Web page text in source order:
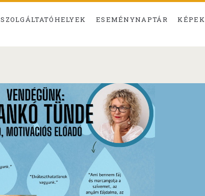
SZOLGÁLTATÓHELYEK ESEMÉNYNAPTÁR KÉPEK